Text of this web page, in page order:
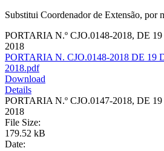
Substitui Coordenador de Extensão, por
PORTARIA N.º CJO.0148-2018, DE
2018
PORTARIA N. CJO.0148-2018 DE 19
2018.pdf
Download
Details
PORTARIA N.º CJO.0147-2018, DE
2018
File Size:
179.52 kB
Date: